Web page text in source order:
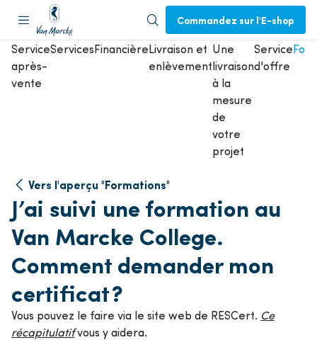
Commandez sur l'E-shop
Service
après-
vente
ServicesFinancièreLivraison et
enlèvement
Une
livraison
à la
mesure
de
votre
projet
Service
d'offre
Vers l'aperçu "Formations"
J’ai suivi une formation au
Van Marcke College.
Comment demander mon
certificat ?
Vous pouvez le faire via le site web de RESCert. Ce
récapitulatifvous y aidera.